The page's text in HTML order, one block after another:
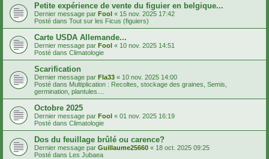
Petite expérience de vente du figuier en belgique...
Dernier message par Fool « 15 nov. 2025 17:42
Posté dans Tout sur les Ficus (figuiers)
Carte USDA Allemande...
Dernier message par Fool « 10 nov. 2025 14:51
Posté dans Climatologie
Scarification
Dernier message par Fla33 « 10 nov. 2025 14:00
Posté dans Multiplication : Recoltes, stockage des graines, Semis,
germination, plantules....
Octobre 2025
Dernier message par Fool « 01 nov. 2025 16:19
Posté dans Climatologie
Dos du feuillage brûlé ou carence?
Dernier message par Guillaume25660 « 18 oct. 2025 09:25
Posté dans Les Jubaea